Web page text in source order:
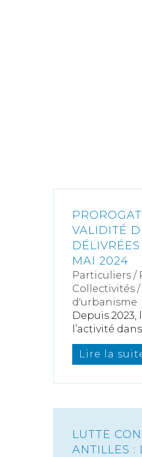
VALIDITÉ
MAI 2024
Particuliers /
Collectivités /
d'urbanisme
Depuis
l’activité dans
Lire la
LUTTE
ANTILLES :